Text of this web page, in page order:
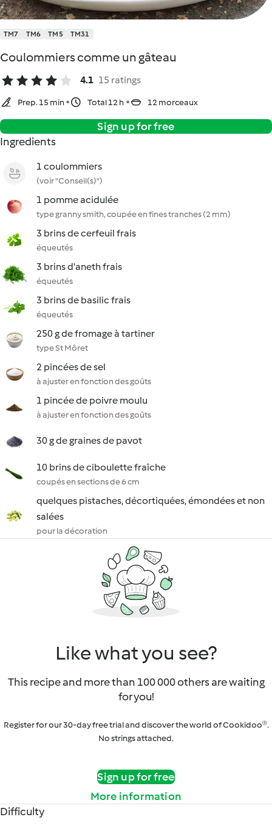
TM7 TM6 TM5 TM31
Coulommiers comme un gâteau
4.1 15 ratings
Prep. 15 min Total 12 h 12 morceaux
Sign up for free
Ingredients
1 coulommiers
(voir "Conseil(s)")
1 pomme acidulée
type granny smith, coupée en fines tranches (2 mm)
3 brins de cerfeuil frais
équeutés
3 brins d'aneth frais
équeutés
3 brins de basilic frais
équeutés
250 g de fromage à tartiner
type St Môret
2 pincées de sel
à ajuster en fonction des goûts
1 pincée de poivre moulu
à ajuster en fonction des goûts
30 g de graines de pavot
10 brins de ciboulette fraîche
coupés en sections de 6 cm
quelques pistaches, décortiquées, émondées et non
salées
pour la décoration
Like what you see?
This recipe and more than 100 000 others are waiting
for you!
Register for our 30-day free trial and discover the world of Cookidoo®.
No strings attached.
Sign up for free
More information
Difficulty